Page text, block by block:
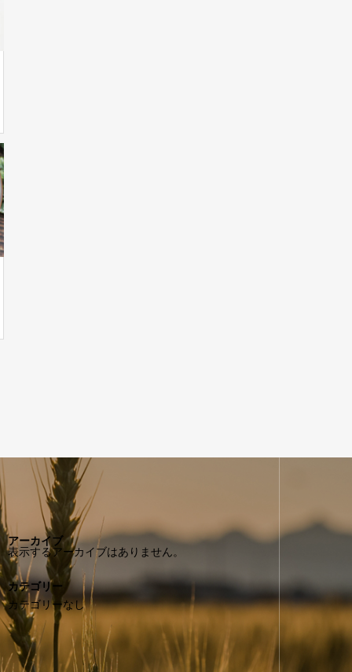
アーカイブ
表示するアーカイブはありません。
カテゴリー
カテゴリーなし